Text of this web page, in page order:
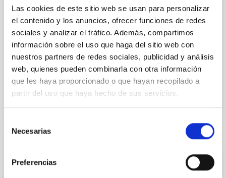
Las cookies de este sitio web se usan para personalizar
el contenido y los anuncios, ofrecer funciones de redes
sociales y analizar el tráfico. Además, compartimos
información sobre el uso que haga del sitio web con
nuestros partners de redes sociales, publicidad y análisis
web, quienes pueden combinarla con otra información
que les haya proporcionado o que hayan recopilado a
partir del uso que haya hecho de sus servicios.
Necesarias
Preferencias
Minimization over the combined two-night dataset
yields P rot = 5.762 ± 0.051 hr and a peak-to-peak
Alarcon, Miguel R. et al.
Fecha de publicación:
5 2026